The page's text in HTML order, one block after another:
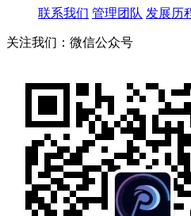
联系我们 管理团队 发展历
关注我们：微信公众号